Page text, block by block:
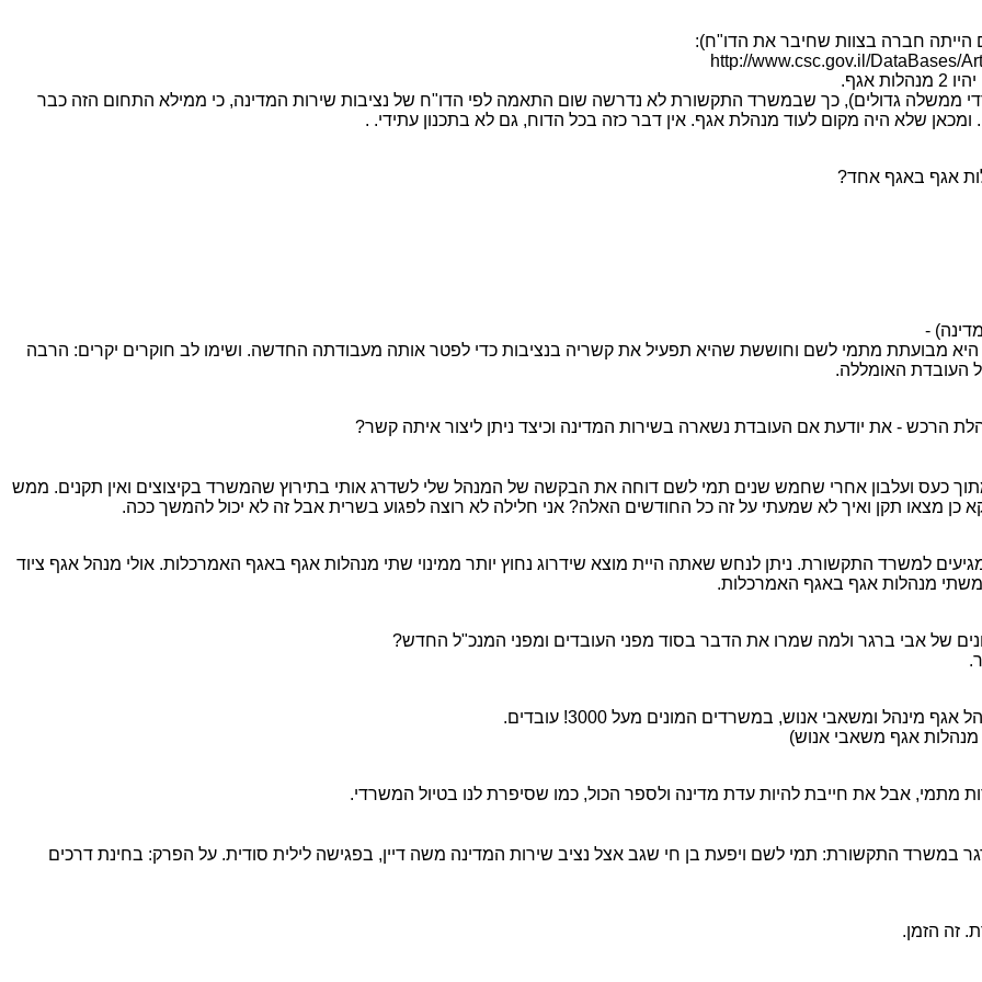
הייתה חברה בצוות שחיבר את הדו"ח):
http://www.csc.gov.il/DataBases/
ממשלה גדולים), כך שבמשרד התקשורת לא נדרשה שום התאמה לפי הדו"ח של נציבות שירות המדינה, כי ממילא התחום הזה כבר
שלא היה מקום לעוד מנהלת אגף. אין דבר כזה בכל הדוח, גם לא בתכנון עתידי. .
אגף באגף אחד?
-
מבועתת מתמי לשם וחוששת שהיא תפעיל את קשריה בנציבות כדי לפטר אותה מעבודתה החדשה. ושימו לב חוקרים יקרים: הרבה
העובדת האומללה.
- את יודעת אם העובדת נשארה בשירות המדינה וכיצד ניתן ליצור איתה קשר?
כעס ועלבון אחרי שחמש שנים תמי לשם דוחה את הבקשה של המנהל שלי לשדרג אותי בתירוץ שהמשרד בקיצוצים ואין תקנים. ממש
מצאו תקן ואיך לא שמעתי על זה כל החודשים האלה? אני חלילה לא רוצה לפגוע בשרית אבל זה לא יכול להמשך ככה.
למשרד התקשורת. ניתן לנחש שאתה היית מוצא שידרוג נחוץ יותר ממינוי שתי מנהלות אגף באגף האמרכלות. אולי מנהל אגף ציוד
מנהלות אגף באגף האמרכלות.
של אבי ברגר ולמה שמרו את הדבר בסוד מפני העובדים ומפני המנכ"ל החדש?
ומשאבי אנוש, במשרדים המונים מעל 3000! עובדים.
מתמי, אבל את חייבת להיות עדת מדינה ולספר הכול, כמו שסיפרת לנו בטיול המשרדי.
במשרד התקשורת: תמי לשם ויפעת בן חי שגב אצל נציב שירות המדינה משה דיין, בפגישה לילית סודית. על הפרק: בחינת דרכים
זה הזמן.